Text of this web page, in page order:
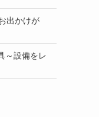
出かけが
～設備をレ